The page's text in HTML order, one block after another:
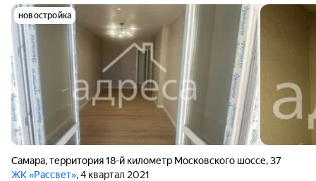
новостройка
Самара,территория 18-й километр Московского шоссе,37
ЖК «Рассвет», 4 квартал 2021